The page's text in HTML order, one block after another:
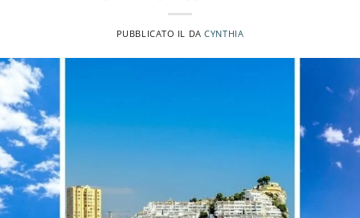
PUBBLICATO IL DACYNTHIA